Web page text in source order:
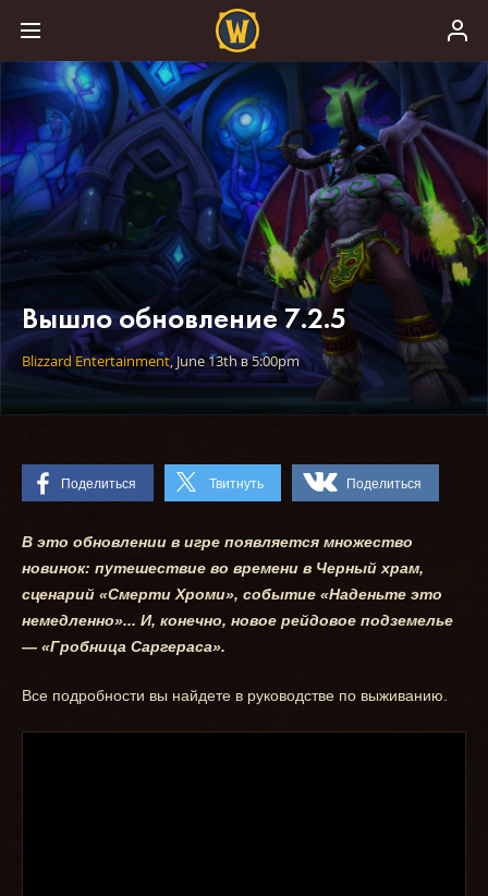
Вышло обновление 7.2.5
Blizzard Entertainment,June 13thв5:00pm
Поделиться Твитнуть Поделиться
В это обновлении в игре появляется множество
новинок: путешествие во времени в Черный храм,
сценарий «Смерти Хроми», событие «Наденьте это
немедленно»... И, конечно, новое рейдовое подземелье
— «Гробница Саргераса».
Все подробности вы найдете в руководстве по выживанию.